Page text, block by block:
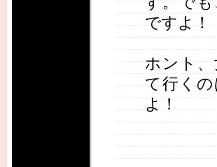
ですよ！
ホント
て行く
よ！